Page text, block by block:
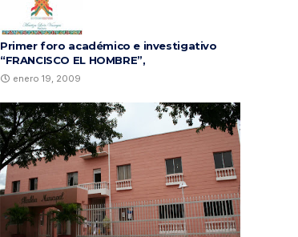
Primer foro académico e investigativo
“FRANCISCO EL HOMBRE”,
enero 19, 2009